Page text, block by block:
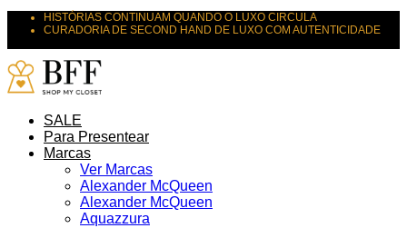
HISTÓRIAS CONTINUAM QUANDO O LUXO CIRCULA
CURADORIA DE SECOND HAND DE LUXO COM AUTENTICIDADE
SALE
Para Presentear
Marcas
Ver Marcas
Alexander McQueen
Alexander McQueen
Aquazzura